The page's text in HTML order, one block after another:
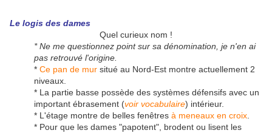
Le logis des dames
Quel curieux nom !
* Ne me questionnez point sur sa dénomination, je n'en ai
pas retrouvé l'origine.
* Ce pan de mur situé au Nord-Est montre actuellement 2
niveaux.
* La partie basse possède des systèmes défensifs avec un
important ébrasement (voir vocabulaire) intérieur.
* L'étage montre de belles fenêtres à meneaux en croix
* Pour que les dames "papotent", brodent ou lisent les